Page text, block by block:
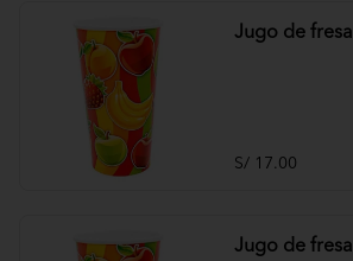
Jugo de fresa
S/ 17.00